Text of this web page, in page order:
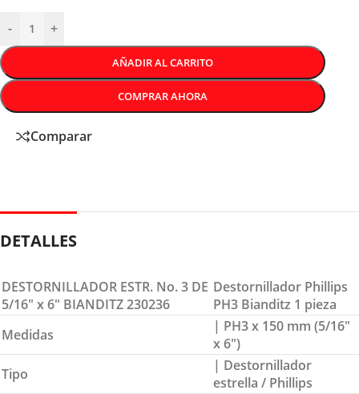
- +
AÑADIR AL CARRITO
COMPRAR AHORA
Comparar
DETALLES
DESTORNILLADOR ESTR. No. 3 DE
5/16″ x 6″ BIANDITZ 230236
Destornillador Phillips
PH3 Bianditz 1 pieza
Medidas
| PH3 x 150 mm (5/16″
x 6″)
Tipo
| Destornillador
estrella / Phillips